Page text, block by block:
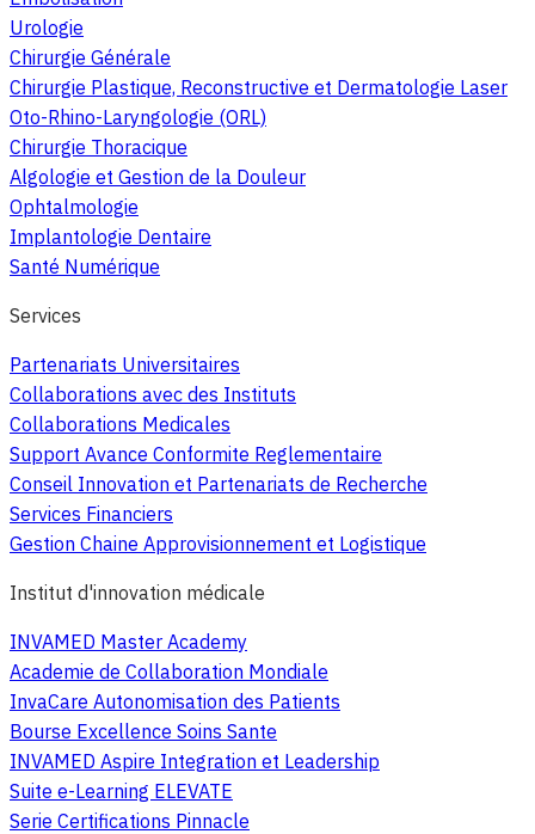
Urologie
Chirurgie Générale
Chirurgie Plastique, Reconstructive et Dermatologie Laser
Oto-Rhino-Laryngologie (ORL)
Chirurgie Thoracique
Algologie et Gestion de la Douleur
Ophtalmologie
Implantologie Dentaire
Santé Numérique
Services
Partenariats Universitaires
Collaborations avec des Instituts
Collaborations Medicales
Support Avance Conformite Reglementaire
Conseil Innovation et Partenariats de Recherche
Services Financiers
Gestion Chaine Approvisionnement et Logistique
Institut d'innovation médicale
INVAMED Master Academy
Academie de Collaboration Mondiale
InvaCare Autonomisation des Patients
Bourse Excellence Soins Sante
INVAMED Aspire Integration et Leadership
Suite e-Learning ELEVATE
Serie Certifications Pinnacle